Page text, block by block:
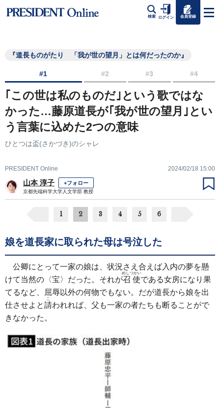
検索 ログイン 会員登録
『道長ものがたり 「我が世の望月」とは何だったのか』
#1 #2 #3 #4
｢この世は私のものだ｣という歌ではな
かった…藤原道長が｢我が世の望月｣とい
う言葉に込めた2つの意味
ひとつは盃(さかづき)のシャレ
PRESIDENT Online 2024/02/18 15:00
山本 淳子 +フォロー
京都先端科学大学人文学部 教授
1 2 3 4 5 6
娘を道長家に取られた母は号泣した
公卿にとって一家の娘は、状況さえ合えば入内の夢を懸
けて当然の〈宝〉だった。それが召使
めしつかい
である女房になり果
てるなど、屈辱以外の何物でもない。だが道長から娘を出
仕させよと請
こ
われれば、父も一家の者たちも断ることがで
きなかった。